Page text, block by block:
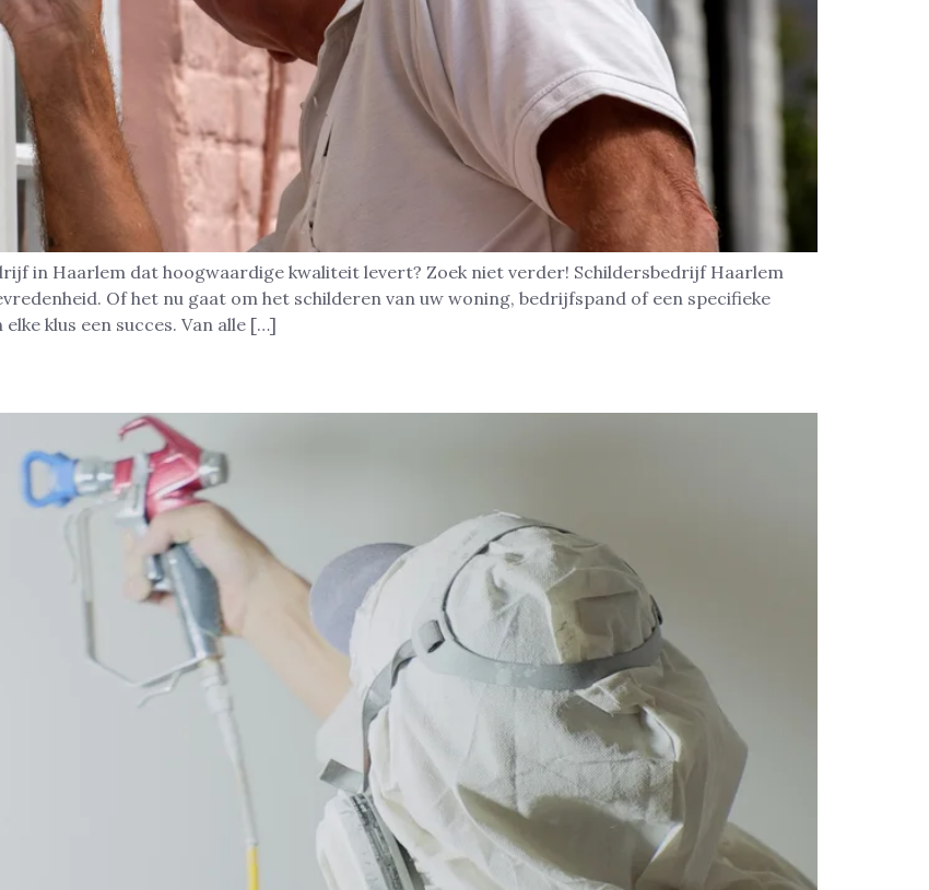
in Haarlem dat hoogwaardige kwaliteit levert? Zoek niet verder! Schildersbedrijf Haarlem
Of het nu gaat om het schilderen van uw woning, bedrijfspand of een specifieke
klus een succes. Van alle […]